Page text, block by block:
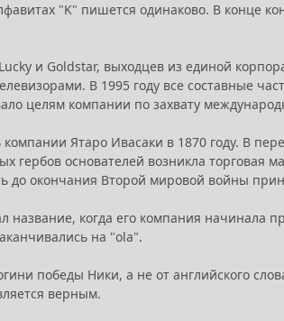
"K" пишется одинаково. В конце
и Goldstar, выходцев из единой
В 1995 году все составные
целям компании по захвату
Ятаро Ивасаки в 1870 году. В
гербов основателей возникла
до окончания Второй мировой войны
название, когда его компания начинала
на "ola".
победы Ники, а не от английского
верным.